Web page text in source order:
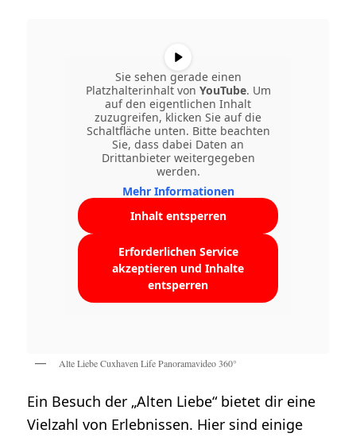
Sie sehen gerade einen
Platzhalterinhalt von YouTube. Um
auf den eigentlichen Inhalt
zuzugreifen, klicken Sie auf die
Schaltfläche unten. Bitte beachten
Sie, dass dabei Daten an
Drittanbieter weitergegeben
werden.
Mehr Informationen
Inhalt entsperren
Erforderlichen Service
akzeptieren und Inhalte
entsperren
Alte Liebe Cuxhaven Life Panoramavideo 360°
Ein Besuch der „Alten Liebe“ bietet dir eine
Vielzahl von Erlebnissen. Hier sind einige